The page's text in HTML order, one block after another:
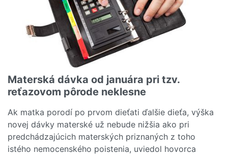
Materská dávka od januára pri tzv.
reťazovom pôrode neklesne
Ak matka porodí po prvom dieťati ďalšie dieťa, výška
novej dávky materské už nebude nižšia ako pri
predchádzajúcich materských priznaných z toho
istého nemocenského poistenia, uviedol hovorca